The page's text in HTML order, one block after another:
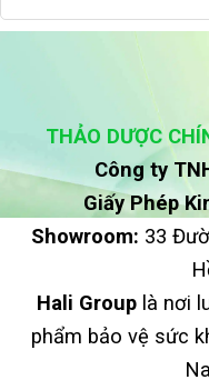
THẢO DƯỢC
Công ty
Giấy Phép
Showroom: 33
Hali Group là nơi
phẩm bảo vệ sức